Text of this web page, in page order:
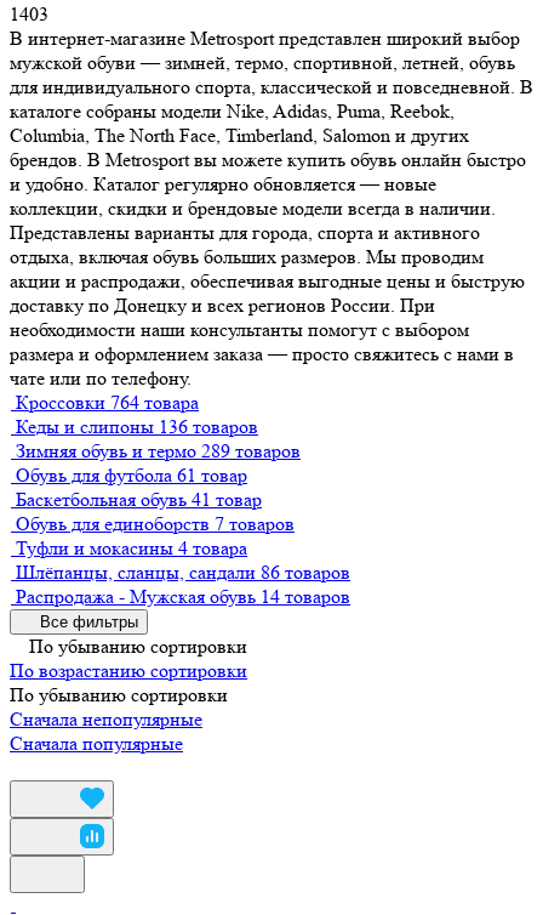
1403
В интернет-магазине Metrosport представлен широкий выбор
мужской обуви — зимней, термо, спортивной, летней, обувь
для индивидуального спорта, классической и повседневной. В
каталоге собраны модели Nike, Adidas, Puma, Reebok,
Columbia, The North Face, Timberland, Salomon и других
брендов. В Metrosport вы можете купить обувь онлайн быстро
и удобно. Каталог регулярно обновляется — новые
коллекции, скидки и брендовые модели всегда в наличии.
Представлены варианты для города, спорта и активного
отдыха, включая обувь больших размеров. Мы проводим
акции и распродажи, обеспечивая выгодные цены и быструю
доставку по Донецку и всех регионов России. При
необходимости наши консультанты помогут с выбором
размера и оформлением заказа — просто свяжитесь с нами в
чате или по телефону.
Кроссовки 764 товара
Кеды и слипоны 136 товаров
Зимняя обувь и термо 289 товаров
Обувь для футбола 61 товар
Баскетбольная обувь 41 товар
Обувь для единоборств 7 товаров
Туфли и мокасины 4 товара
Шлёпанцы, сланцы, сандали 86 товаров
Распродажа - Мужская обувь 14 товаров
Все фильтры
По убыванию сортировки
По возрастанию сортировки
По убыванию сортировки
Сначала непопулярные
Сначала популярные